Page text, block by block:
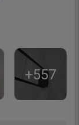
+557